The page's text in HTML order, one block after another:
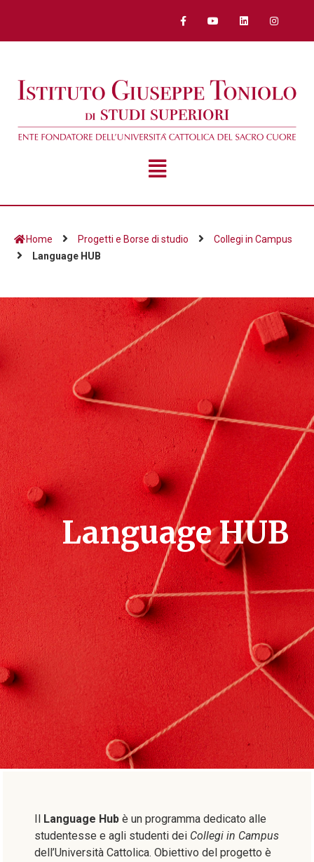
Home Progetti e Borse di studio
Collegi in Campus
Language HUB
Language HUB
Language HUB
Il Language Hub è un programma dedicato alle
studentesse e agli studenti dei Collegi in Campus
dell’Università Cattolica.Obiettivo del progetto è